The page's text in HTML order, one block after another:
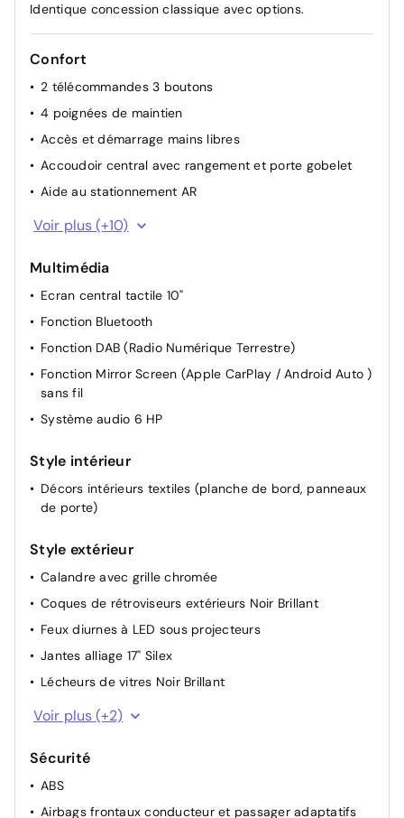
Identique concession classique avec options.
Confort
2 télécommandes 3 boutons
4 poignées de maintien
Accès et démarrage mains libres
Accoudoir central avec rangement et porte gobelet
Aide au stationnement AR
Air conditionné automatique bi-zone
Essuie-vitre AV à déclenchement automatique
Peugeot i-Cockpit avec instrumentation numérique 10"
personnalisable
Prise 12 V à l'AV
Réglage lombaire du siège conducteur
Rétroviseur intérieur photosensible
Rétroviseurs extérieurs électriques, dégivrants et
clignotants à LED
Sélecteur mode de conduite Eco et Sport
Volant avec réglage manuel en hauteur et en
Voir plus (+10)
Multimédia
Ecran central tactile 10"
Fonction Bluetooth
Fonction DAB (Radio Numérique Terrestre)
Fonction Mirror Screen (Apple CarPlay / Android Auto )
sans fil
Système audio 6 HP
Style intérieur
Décors intérieurs textiles (planche de bord, panneaux
de porte)
Style extérieur
Calandre avec grille chromée
Coques de rétroviseurs extérieurs Noir Brillant
Feux diurnes à LED sous projecteurs
Jantes alliage 17" Silex
Lécheurs de vitres Noir Brillant
Projecteurs Peugeot LED Technology
surteintées
Voir plus (+2)
Sécurité
ABS
Airbags frontaux conducteur et passager adaptatifs